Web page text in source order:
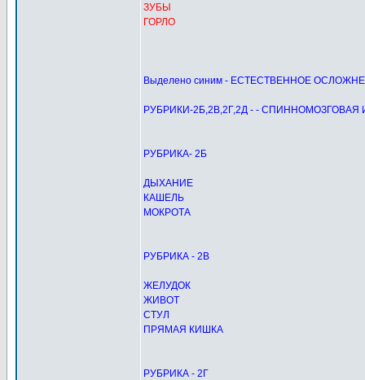
ЗУБЫ
ГОРЛО
Выделено синим - ЕСТЕСТВЕННОЕ
РУБРИКИ-2Б,2В,2Г,2Д - -
РУБРИКА- 2Б
ДЫХАНИЕ
КАШЕЛЬ
МОКРОТА
РУБРИКА - 2В
ЖЕЛУДОК
ЖИВОТ
СТУЛ
ПРЯМАЯ КИШКА
РУБРИКА - 2Г